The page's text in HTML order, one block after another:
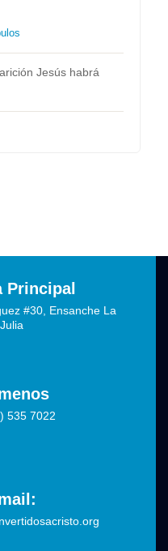
Jesús habrá
Principal
#30, Ensanche La
Julia
535 7022